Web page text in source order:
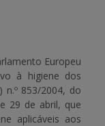
Europeu
à higiene dos
n.º 853/2004, do
29 de abril, que
aplicáveis aos